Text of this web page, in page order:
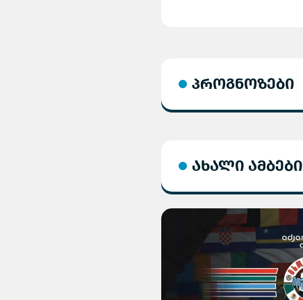
პროგნოზები
ახალი ამბები